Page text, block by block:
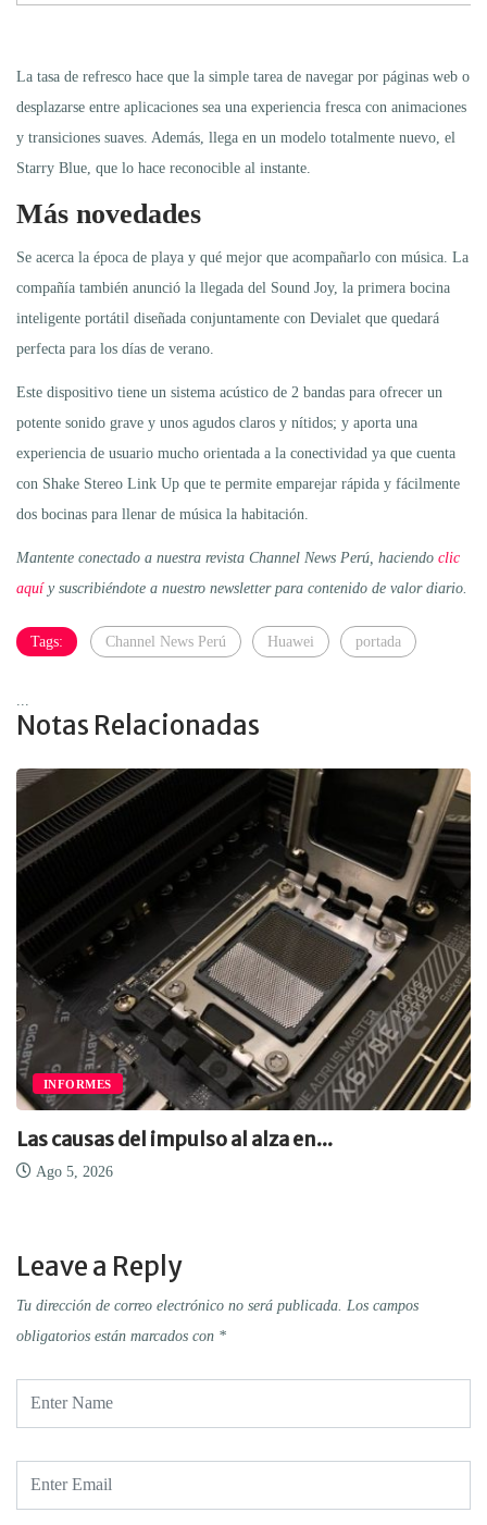
La tasa de refresco hace que la simple tarea de navegar por páginas web o
desplazarse entre aplicaciones sea una experiencia fresca con animaciones
y transiciones suaves. Además, llega en un modelo totalmente nuevo, el
Starry Blue, que lo hace reconocible al instante.
Más novedades
Se acerca la época de playa y qué mejor que acompañarlo con música. La
compañía también anunció la llegada del Sound Joy, la primera bocina
inteligente portátil diseñada conjuntamente con Devialet que quedará
perfecta para los días de verano.
Este dispositivo tiene un sistema acústico de 2 bandas para ofrecer un
potente sonido grave y unos agudos claros y nítidos; y aporta una
experiencia de usuario mucho orientada a la conectividad ya que cuenta
con Shake Stereo Link Up que te permite emparejar rápida y fácilmente
dos bocinas para llenar de música la habitación.
Mantente conectado a nuestra revista Channel News Perú, haciendo clic
aquíy suscribiéndote a nuestro newsletter para contenido de valor diario.
Tags: Channel News Perú Huawei portada
Notas Relacionadas
INFORMES
Las causas del impulso al alza en...
Ago 5, 2026
Leave a Reply
Tu dirección de correo electrónico no será publicada. Los campos
obligatorios están marcados con *